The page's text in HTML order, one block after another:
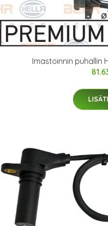
Imastoinnin puhallin